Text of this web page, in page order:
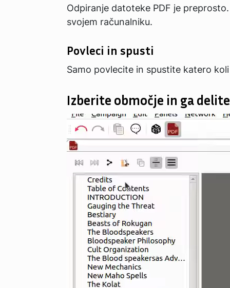
Odpiranje datoteke PDF je
svojem računalniku.
Povleci in spusti
Samo povlecite in spustite katero
Izberite območje in ga